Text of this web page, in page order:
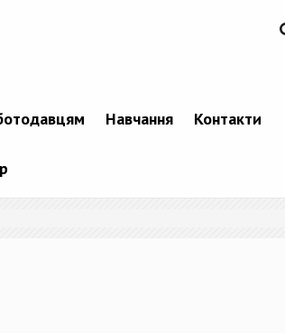
Навчання Контакти